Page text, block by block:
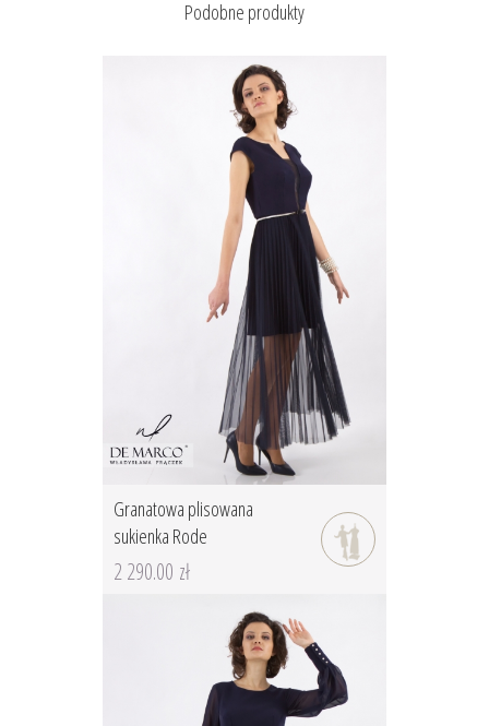
Podobne produkty
Granatowa plisowana
sukienka Rode
2 290.00 zł